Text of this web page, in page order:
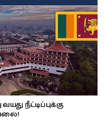
நீட்டிப்புக்கு